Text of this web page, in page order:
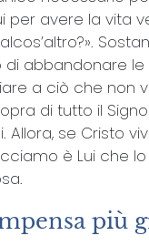
per avere la vita
abbandonare le
a ciò che non
di tutto il
Allora, se Cristo
è Lui che
più